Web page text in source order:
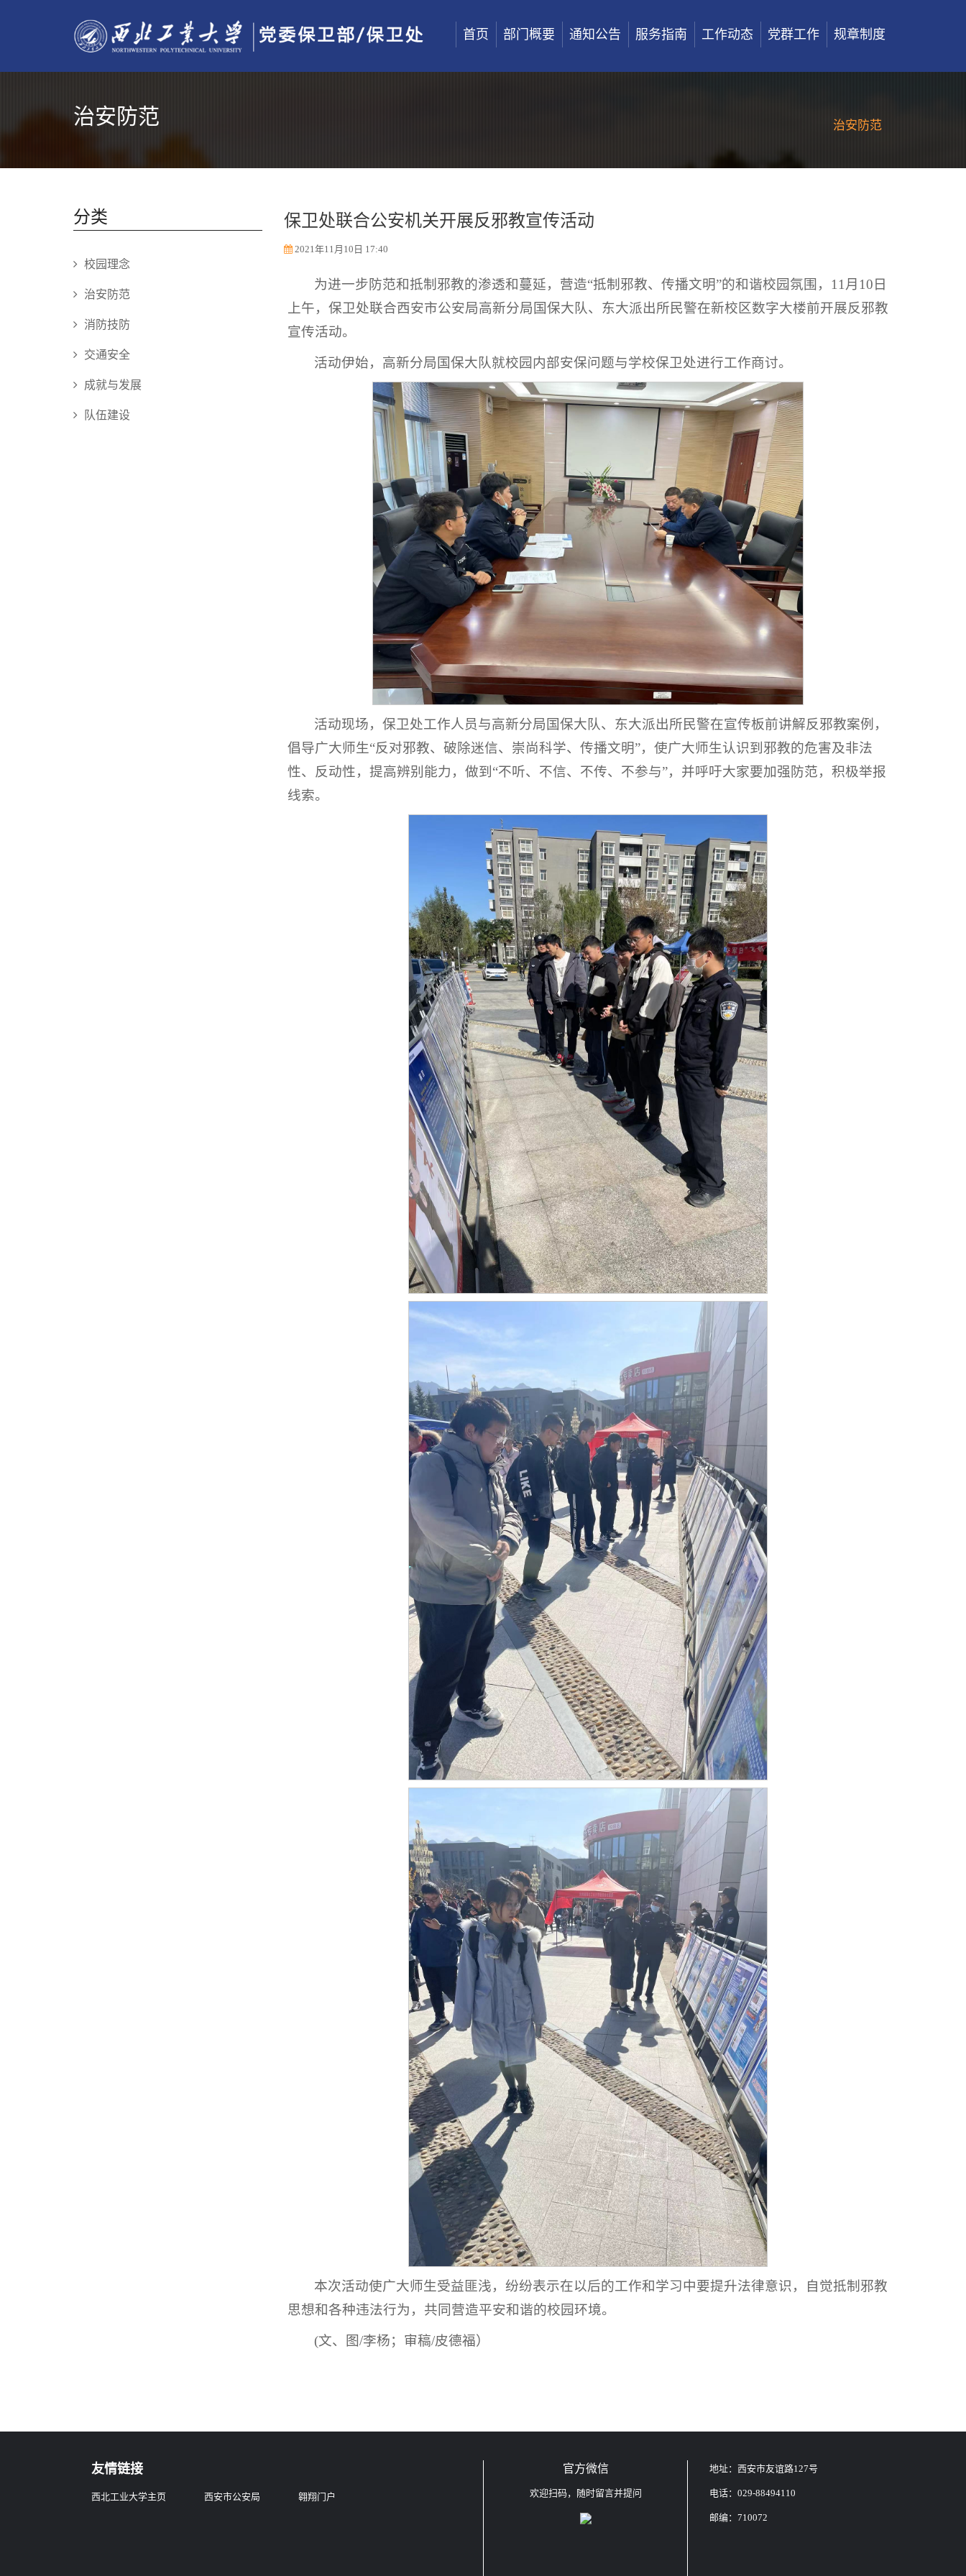
首页 部门概要 通知公告 服务指南 工作动态 党群工作 规章制度
治安防范 治安防范
分类
校园理念
治安防范
消防技防
交通安全
成就与发展
队伍建设
保卫处联合公安机关开展反邪教宣传活动
2021年11月10日 17:40
为进一步防范和抵制邪教的渗透和蔓延，营造“抵制邪教、传播文明”的和谐校园氛围，11月10日
上午，保卫处联合西安市公安局高新分局国保大队、东大派出所民警在新校区数字大楼前开展反邪教
宣传活动。
活动伊始，高新分局国保大队就校园内部安保问题与学校保卫处进行工作商讨。
活动现场，保卫处工作人员与高新分局国保大队、东大派出所民警在宣传板前讲解反邪教案例，
倡导广大师生“反对邪教、破除迷信、崇尚科学、传播文明”，使广大师生认识到邪教的危害及非法
性、反动性，提高辨别能力，做到“不听、不信、不传、不参与”，并呼吁大家要加强防范，积极举报
线索。
本次活动使广大师生受益匪浅，纷纷表示在以后的工作和学习中要提升法律意识，自觉抵制邪教
思想和各种违法行为，共同营造平安和谐的校园环境。
(文、图/李杨；审稿/皮德福）
友情链接
西北工业大学主页 西安市公安局 翱翔门户
官方微信
欢迎扫码，随时留言并提问
地址：西安市友谊路127号
电话：029-88494110
邮编：710072